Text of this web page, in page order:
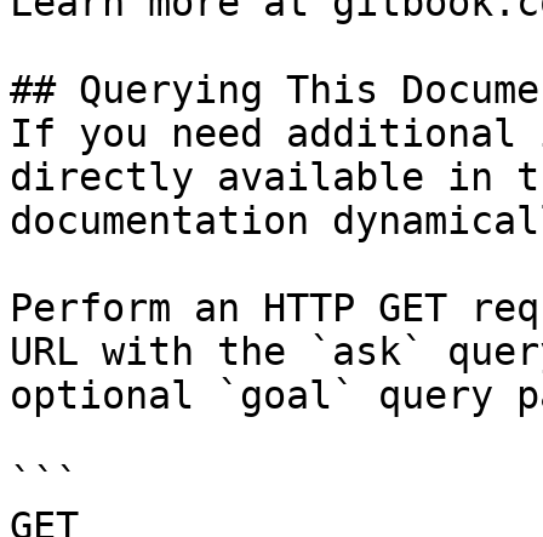
## Querying This
If you need
directly available in
documentation
Perform an HTTP GET
URL with the `ask`
optional `goal` query
```
GET